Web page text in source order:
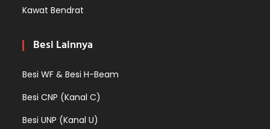
Kawat Bendrat
Besi Lainnya
Besi WF & Besi H-Beam
Besi CNP (Kanal C)
Besi UNP (Kanal U)